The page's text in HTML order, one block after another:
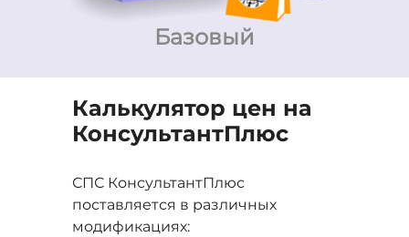
Базовый
Калькулятор цен на
КонсультантПлюс
СПС КонсультантПлюс
поставляется в различных
модификациях: